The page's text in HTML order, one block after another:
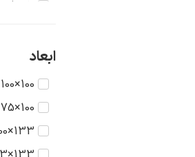
تاریخ
حیوانات
دریا
دورنما
رنگ‌ها
ابعاد
100×100
100×75
133×100